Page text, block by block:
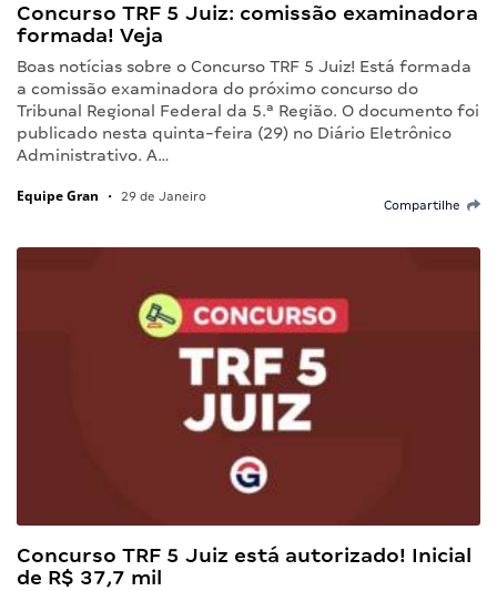
Concurso TRF 5 Juiz: comissão examinadora
formada! Veja
Boas notícias sobre o Concurso TRF 5 Juiz! Está formada
a comissão examinadora do próximo concurso do
Tribunal Regional Federal da 5.ª Região. O documento foi
publicado nesta quinta-feira (29) no Diário Eletrônico
Administrativo. A…
Equipe Gran • 29 de Janeiro
Compartilhe
Concurso TRF 5 Juiz está autorizado! Inicial
de R$ 37,7 mil